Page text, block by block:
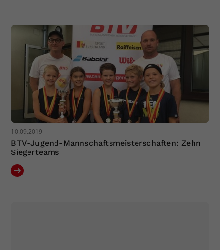
10.09.2019
BTV-Jugend-Mannschaftsmeisterschaften: Zehn
Siegerteams